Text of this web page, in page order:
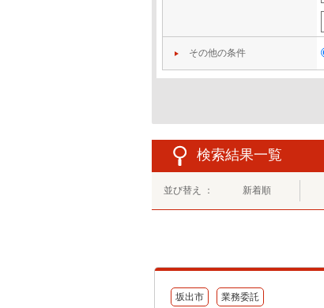
その他の条件
検索結果一覧
並び替え ： 新着順
坂出市 業務委託